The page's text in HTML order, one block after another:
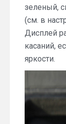
зеленый,
(см. в
Дисплей
касаний,
яркости.